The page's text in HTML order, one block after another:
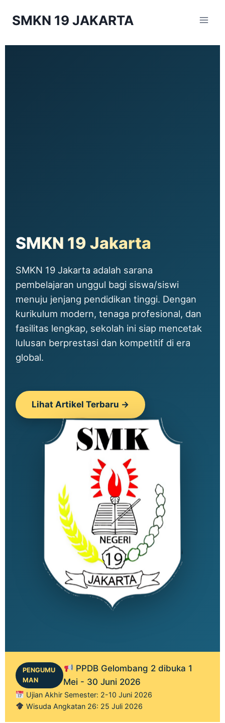
SMKN 19 JAKARTA
SMKN 19 Jakarta
SMKN 19 Jakarta adalah sarana
pembelajaran unggul bagi siswa/siswi
menuju jenjang pendidikan tinggi. Dengan
kurikulum modern, tenaga profesional, dan
fasilitas lengkap, sekolah ini siap mencetak
lulusan berprestasi dan kompetitif di era
global.
Lihat Artikel Terbaru →
PENGUMU
MAN
PPDB Gelombang 2 dibuka 1
Mei - 30 Juni 2026
Ujian Akhir Semester: 2-10 Juni 2026
Wisuda Angkatan 26: 25 Juli 2026